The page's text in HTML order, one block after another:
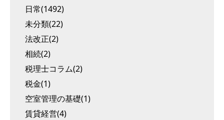
日常(1492)
未分類(22)
法改正(2)
相続(2)
税理士コラム(2)
税金(1)
空室管理の基礎(1)
賃貸経営(4)